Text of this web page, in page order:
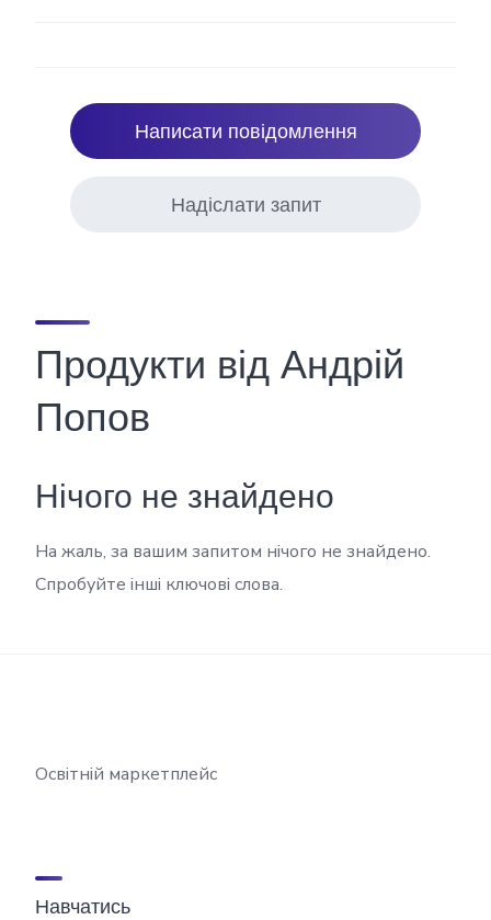
Написати повідомлення
Надіслати запит
Продукти від Андрій
Попов
Нічого не знайдено
На жаль, за вашим запитом нічого не знайдено.
Спробуйте інші ключові слова.
Освітній маркетплейс
Навчатись